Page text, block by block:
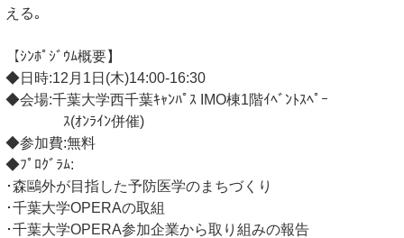
える｡
【ｼﾝﾎﾟｼﾞｳﾑ概要】
◆日時:12月1日(木)14:00-16:30
◆会場:千葉大学西千葉ｷｬﾝﾊﾟｽ IMO棟1階ｲﾍﾞﾝﾄｽﾍﾟｰ
ｽ(ｵﾝﾗｲﾝ併催)
◆参加費:無料
◆ﾌﾟﾛｸﾞﾗﾑ:
･森鷗外が目指した予防医学のまちづくり
･千葉大学OPERAの取組
･千葉大学OPERA参加企業から取り組みの報告